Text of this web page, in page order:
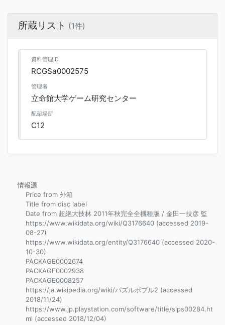
所蔵リスト (1件)
資料管理ID
RCGSa0002575
管理者
立命館大学ゲーム研究センター
配架場所
C12
情報源
Price from 外箱
Title from disc label
Date from 超絶大技林 2011年秋完全全機種版 / 金田一技彦 監
https://www.wikidata.org/wiki/Q3176640 (accessed 2019-
08-27)
https://www.wikidata.org/entity/Q3176640 (accessed 2020-
10-30)
PACKAGE0002674
PACKAGE0002938
PACKAGE0008257
https://ja.wikipedia.org/wiki/パズルボブル2 (accessed
2018/11/24)
https://www.jp.playstation.com/software/title/slps00284.ht
ml (accessed 2018/12/04)